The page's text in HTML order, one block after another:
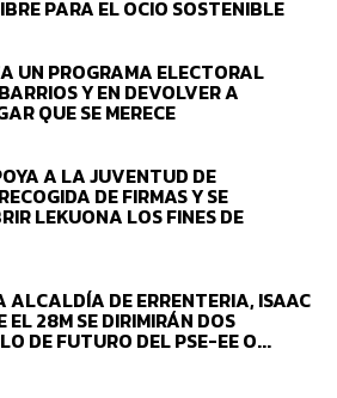
PARA EL OCIO SOSTENIBLE
UN PROGRAMA ELECTORAL
Y EN DEVOLVER A
QUE SE MERECE
A LA JUVENTUD DE
DE FIRMAS Y SE
LEKUONA LOS FINES DE
DE ERRENTERIA, ISAAC
EL 28M SE DIRIMIRÁN DOS
DE FUTURO DEL PSE-EE O...